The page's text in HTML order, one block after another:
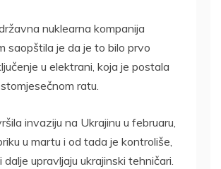
nuklearna kompanija
saopštila je da je to bilo prvo
u elektrani, koja je postala
ratu.
invaziju na Ukrajinu u februaru,
u martu i od tada je kontroliše,
dalje upravljaju ukrajinski tehničari.